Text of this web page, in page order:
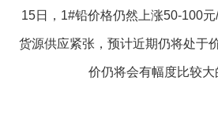
党建工作
企业文化
15日，1#铅价格仍然上涨50-100元
货源供应紧张，预计近期仍将处于
价仍将会有幅度比较大